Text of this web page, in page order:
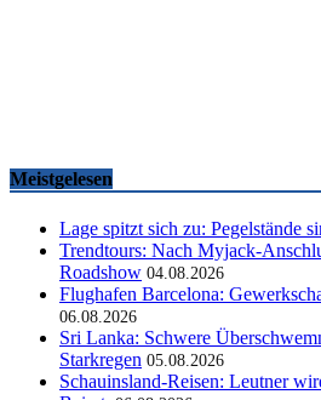
Meistgelesen
Lage spitzt sich zu: Pegelstände
Trendtours: Nach Myjack-
Roadshow 04.08.2026
Flughafen Barcelona:
06.08.2026
Sri Lanka: Schwere
Starkregen 05.08.2026
Schauinsland-Reisen: Leutner